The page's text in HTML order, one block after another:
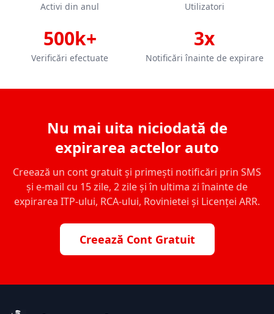
Activi din anul Utilizatori
500k+
Verificări efectuate
3x
Notificări înainte de expirare
Nu mai uita niciodată de
expirarea actelor auto
Creează un cont gratuit și primești notificări prin SMS
și e-mail cu 15 zile, 2 zile și în ultima zi înainte de
expirarea ITP-ului, RCA-ului, Rovinietei și Licenței ARR.
Creează Cont Gratuit